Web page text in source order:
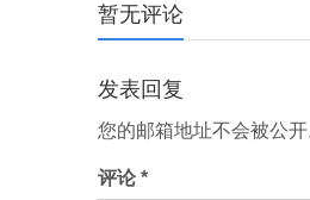
分
页
暂无评论
发表回复
您的邮箱地址不会被公开
评论*